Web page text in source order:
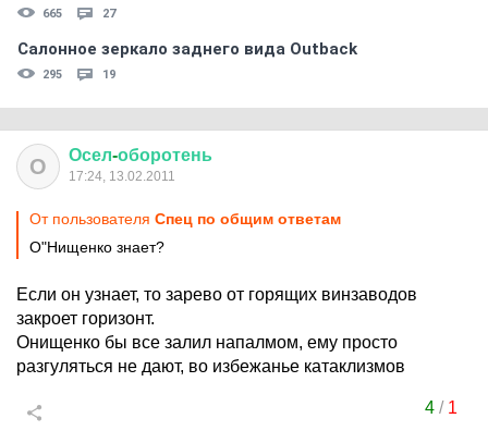
665 27
Салонное зеркало заднего вида Outback
295 19
О Осел-оборотень
17:24, 13.02.2011
От пользователя Спец по общим ответам
О"Нищенко знает?
Если он узнает, то зарево от горящих винзаводов
закроет горизонт.
Онищенко бы все залил напалмом, ему просто
разгуляться не дают, во избежанье катаклизмов
4/ 1